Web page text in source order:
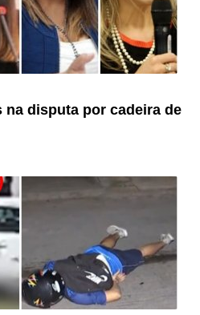
na disputa por cadeira de